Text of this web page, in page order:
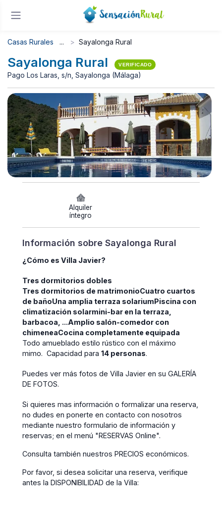
Casas Rurales Sayalonga Rural
Sayalonga Rural VERIFICADO
Pago Los Laras, s/n, Sayalonga (Málaga)
Alquiler
íntegro
Información sobre Sayalonga Rural
¿Cómo es Villa Javier?
Tres dormitorios dobles
Tres dormitorios de matrimonioCuatro cuartos
de bañoUna amplia terraza solariumPiscina con
climatización solarmini-bar en la terraza,
barbacoa, ...Amplio salón-comedor con
chimeneaCocina completamente equipada
Todo amueblado estilo rústico con el máximo
mimo. Capacidad para 14 personas.
Puedes ver más fotos de Villa Javier en su GALERÍA
DE FOTOS.
Si quieres mas información o formalizar una reserva,
no dudes en ponerte en contacto con nosotros
mediante nuestro formulario de información y
reservas; en el menú "RESERVAS Online".
Consulta también nuestros PRECIOS económicos.
Por favor, si desea solicitar una reserva, verifique
antes la DISPONIBILIDAD de la Villa: